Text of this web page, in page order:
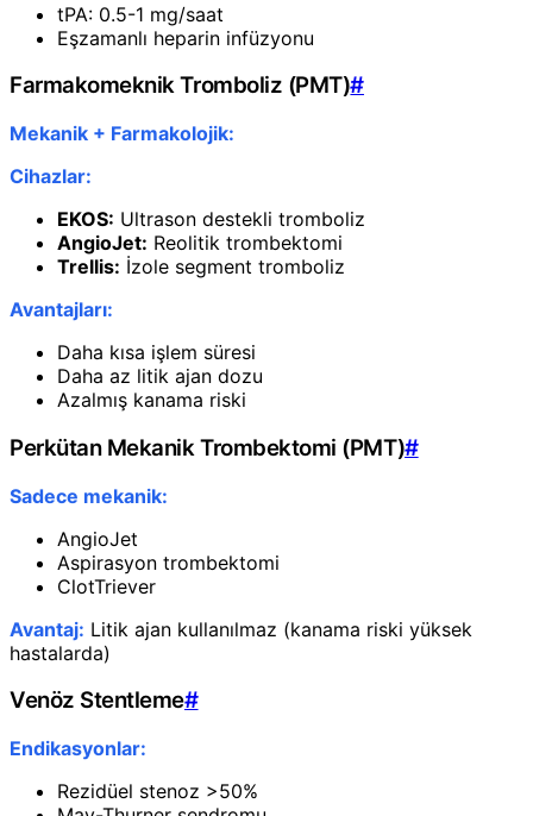
tPA: 0.5-1 mg/saat
Eşzamanlı heparin infüzyonu
Farmakomeknik Tromboliz (PMT)#
Mekanik + Farmakolojik:
Cihazlar:
EKOS: Ultrason destekli tromboliz
AngioJet: Reolitik trombektomi
Trellis: İzole segment tromboliz
Avantajları:
Daha kısa işlem süresi
Daha az litik ajan dozu
Azalmış kanama riski
Perkütan Mekanik Trombektomi (PMT)#
Sadece mekanik:
AngioJet
Aspirasyon trombektomi
ClotTriever
Avantaj: Litik ajan kullanılmaz (kanama riski yüksek
hastalarda)
Venöz Stentleme#
Endikasyonlar:
Rezidüel stenoz >50%